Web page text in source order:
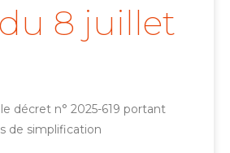
8 juillet
décret n° 2025-619 portant
de simplification